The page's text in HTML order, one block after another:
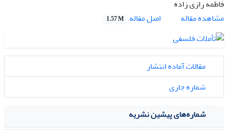
فاطمه رازی زاده
مشاهده مقاله
اصل مقاله 1.57 M
مقالات آماده انتشار
شماره جاری
شماره‌های پیشین نشریه